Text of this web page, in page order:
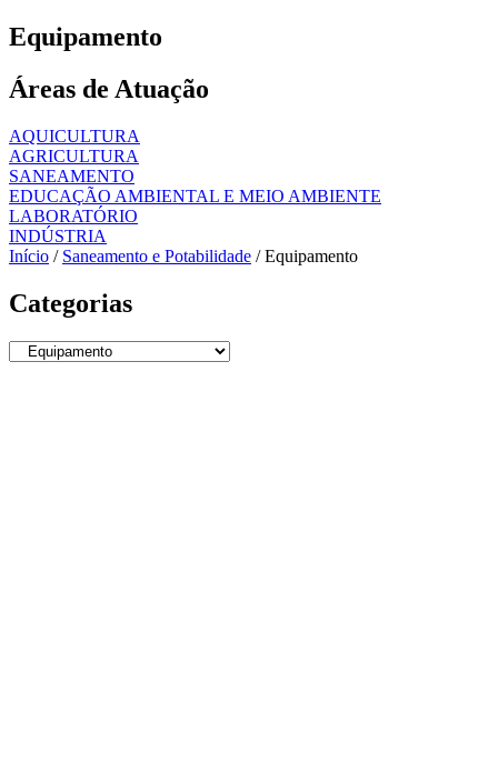
Equipamento
Áreas de Atuação
AQUICULTURA
AGRICULTURA
SANEAMENTO
EDUCAÇÃO AMBIENTAL E MEIO AMBIENTE
LABORATÓRIO
INDÚSTRIA
Início / Saneamento e Potabilidade / Equipamento
Categorias